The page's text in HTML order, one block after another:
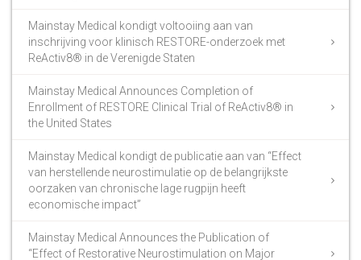
Mainstay Medical kondigt voltooiing aan van
inschrijving voor klinisch RESTORE-onderzoek met
ReActiv8® in de Verenigde Staten
Mainstay Medical Announces Completion of
Enrollment of RESTORE Clinical Trial of ReActiv8® in
the United States
Mainstay Medical kondigt de publicatie aan van “Effect
van herstellende neurostimulatie op de belangrijkste
oorzaken van chronische lage rugpijn heeft
economische impact”
Mainstay Medical Announces the Publication of
“Effect of Restorative Neurostimulation on Major